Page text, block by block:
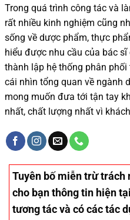
Trong quá trình công tác và
rất nhiều kinh nghiệm cũng
sống về dược phẩm, thực
hiểu được nhu cầu của bác sĩ
thành lập hệ thống phân
cái nhìn tổng quan về ngành
mong muốn đưa tới tận tay
nhất, chất lượng nhất vì
Tuyên bố miễn trừ trách
cho bạn thông tin hiện
tương tác và có các tác